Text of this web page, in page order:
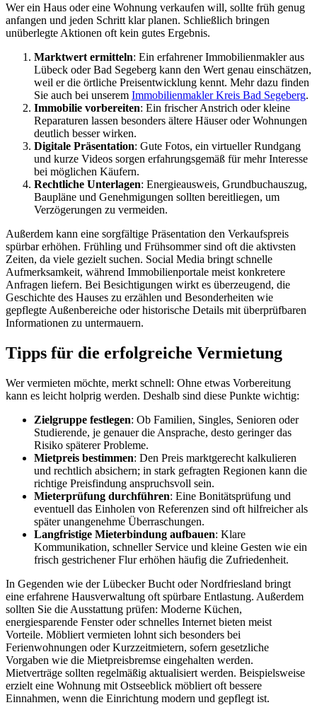
Wer ein Haus oder eine Wohnung verkaufen will, sollte früh genug
anfangen und jeden Schritt klar planen. Schließlich bringen
unüberlegte Aktionen oft kein gutes Ergebnis.
Marktwert ermitteln: Ein erfahrener Immobilienmakler aus
Lübeck oder Bad Segeberg kann den Wert genau einschätzen,
weil er die örtliche Preisentwicklung kennt. Mehr dazu finden
Sie auch bei unserem Immobilienmakler Kreis Bad Segeberg.
Immobilie vorbereiten: Ein frischer Anstrich oder kleine
Reparaturen lassen besonders ältere Häuser oder Wohnungen
deutlich besser wirken.
Digitale Präsentation: Gute Fotos, ein virtueller Rundgang
und kurze Videos sorgen erfahrungsgemäß für mehr Interesse
bei möglichen Käufern.
Rechtliche Unterlagen: Energieausweis, Grundbuchauszug,
Baupläne und Genehmigungen sollten bereitliegen, um
Verzögerungen zu vermeiden.
Außerdem kann eine sorgfältige Präsentation den Verkaufspreis
spürbar erhöhen. Frühling und Frühsommer sind oft die aktivsten
Zeiten, da viele gezielt suchen. Social Media bringt schnelle
Aufmerksamkeit, während Immobilienportale meist konkretere
Anfragen liefern. Bei Besichtigungen wirkt es überzeugend, die
Geschichte des Hauses zu erzählen und Besonderheiten wie
gepflegte Außenbereiche oder historische Details mit überprüfbaren
Informationen zu untermauern.
Tipps für die erfolgreiche Vermietung
Wer vermieten möchte, merkt schnell: Ohne etwas Vorbereitung
kann es leicht holprig werden. Deshalb sind diese Punkte wichtig:
Zielgruppe festlegen: Ob Familien, Singles, Senioren oder
Studierende, je genauer die Ansprache, desto geringer das
Risiko späterer Probleme.
Mietpreis bestimmen: Den Preis marktgerecht kalkulieren
und rechtlich absichern; in stark gefragten Regionen kann die
richtige Preisfindung anspruchsvoll sein.
Mieterprüfung durchführen: Eine Bonitätsprüfung und
eventuell das Einholen von Referenzen sind oft hilfreicher als
später unangenehme Überraschungen.
Langfristige Mieterbindung aufbauen: Klare
Kommunikation, schneller Service und kleine Gesten wie ein
frisch gestrichener Flur erhöhen häufig die Zufriedenheit.
In Gegenden wie der Lübecker Bucht oder Nordfriesland bringt
eine erfahrene Hausverwaltung oft spürbare Entlastung. Außerdem
sollten Sie die Ausstattung prüfen: Moderne Küchen,
energiesparende Fenster oder schnelles Internet bieten meist
Vorteile. Möbliert vermieten lohnt sich besonders bei
Ferienwohnungen oder Kurzzeitmietern, sofern gesetzliche
Vorgaben wie die Mietpreisbremse eingehalten werden.
Mietverträge sollten regelmäßig aktualisiert werden. Beispielsweise
erzielt eine Wohnung mit Ostseeblick möbliert oft bessere
Einnahmen, wenn die Einrichtung modern und gepflegt ist.